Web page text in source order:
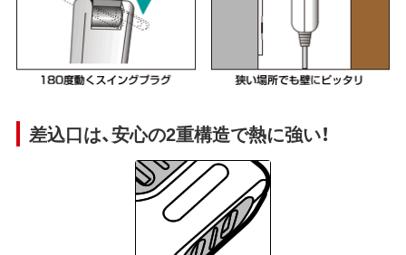
差込口は、安心の2重構造で熱に強い！